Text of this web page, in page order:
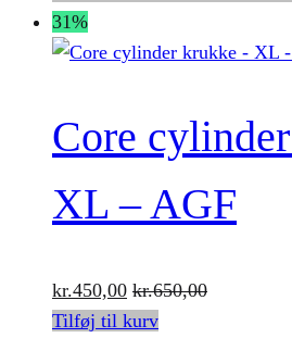
31%
Core
XL – AGF
kr.450,00 kr.650,00
Tilføj til kurv